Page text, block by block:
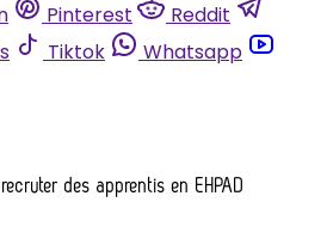
Pinterest
Reddit
Tiktok
Whatsapp
des apprentis en EHPAD